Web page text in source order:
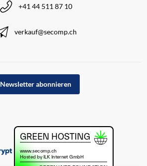
+41 44 511 87 10
verkauf@secomp.ch
Newsletter abonnieren